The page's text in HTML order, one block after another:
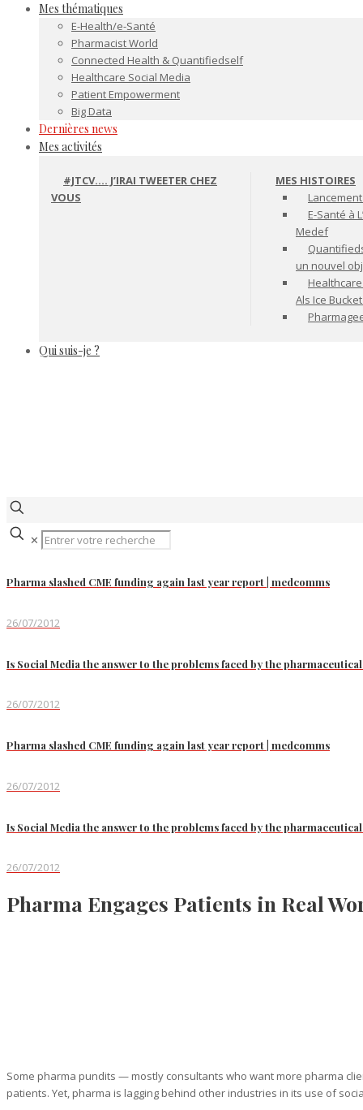
Mes thématiques
E-Health/e-Santé
Pharmacist World
Connected Health & Quantifiedself
Healthcare Social Media
Patient Empowerment
Big Data
Dernières news
Mes activités
#JTCV…. J’IRAI TWEETER CHEZ
VOUS
MES HISTOIRES
E-Santé à
Medef
un nouvel
Als Ice
Qui suis-je ?
✕
Pharma slashed CME funding again last year report | medcomms
26/07/2012
Is Social Media the answer to the problems faced by the
26/07/2012
Pharma slashed CME funding again last year report | medcomms
26/07/2012
Is Social Media the answer to the problems faced by the
26/07/2012
Pharma Engages Patients in Real
Some pharma pundits — mostly consultants who want more pharma
patients. Yet, pharma is lagging behind other industries in its use of